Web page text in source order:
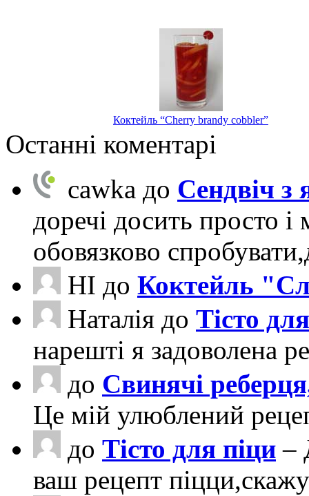
Коктейль “Cherry brandy cobbler”
Останні коментарі
cawka до Сендвіч з
доречі досить просто
обовязково
НІ до Коктейль
Наталія до Тісто
нарешті я задоволена
до Свинячі
Це мій улюблений
до Тісто для піци –
ваш рецепт